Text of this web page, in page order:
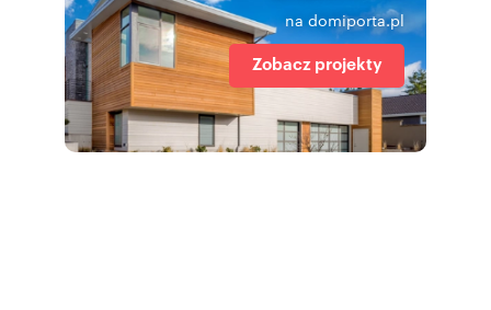
na domiporta.pl
Zobacz projekty